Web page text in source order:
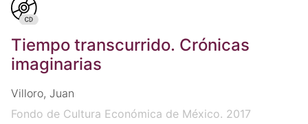
Tiempo transcurrido. Crónicas
imaginarias
Villoro, Juan
Fondo de Cultura Económica de México. 2017